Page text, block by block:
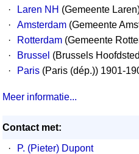
·
Laren NH (Gemeente
·
Amsterdam (Gemeente
·
Rotterdam (Gemeente
·
Brussel (Brussels
·
Paris (Paris (dép.)) 1901-
Meer informatie...
Contact met:
·
P. (Pieter) Dupont